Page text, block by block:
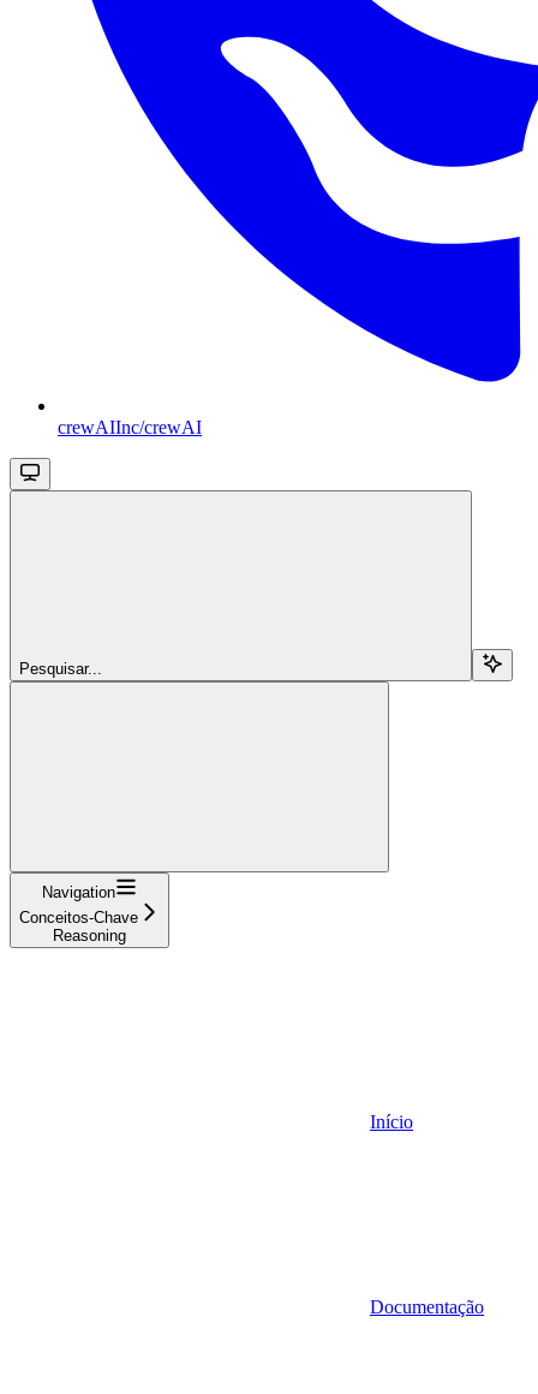
crewAIInc/crewAI
Pesquisar...
Navigation
Conceitos-Chave
Reasoning
Início
Documentação